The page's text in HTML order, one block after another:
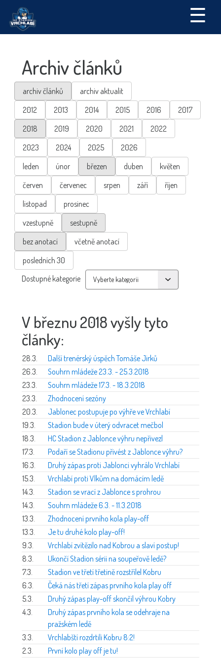
☰
Archiv článků
archiv článků
archiv aktualit
2012
2013 2014 2015 2016
2017
2018
2019 2020 2021
2022
2023
2024 2025
2026
leden
únor březen duben
květen
červen
červenec srpen září
říjen
listopad
prosinec
vzestupně
sestupně
bez anotací
včetně anotací
posledních 30
Dostupné kategorie
V březnu 2018 vyšly tyto
články:
28.3.
Další trenérský úspěch Tomáše Jirků
26.3.
Souhrn mládeže 23.3. - 25.3.2018
23.3.
Souhrn mládeže 17.3. - 18.3.2018
23.3.
Zhodnocení sezóny
20.3.
Jablonec postupuje po výhře ve Vrchlabí
19.3.
Stadion bude v úterý odvracet mečbol
18.3.
HC Stadion z Jablonce výhru nepřivezl
17.3.
Podaří se Stadionu přivést z Jablonce výhru?
16.3.
Druhý zápas proti Jablonci vyhrálo Vrchlabí
15.3.
Vrchlabí proti Vlkům na domácím ledě
14.3.
Stadion se vrací z Jablonce s prohrou
14.3.
Souhrn mládeže 6.3. - 11.3.2018
13.3.
Zhodnocení prvního kola play-off
13.3.
Je tu druhé kolo play-off!
9.3.
Vrchlabí zvítězilo nad Kobrou a slaví postup!
8.3.
Ukončí Stadion sérii na soupeřově ledě?
7.3.
Stadion ve třetí třetině rozstřílel Kobru
6.3.
Čeká nás třetí zápas prvního kola play off
5.3.
Druhý zápas play-off skončil výhrou Kobry
4.3.
Druhý zápas prvního kola se odehraje na
pražském ledě
3.3.
Vrchlabští rozdrtili Kobru 8:2!
2.3.
První kolo play off je tu!